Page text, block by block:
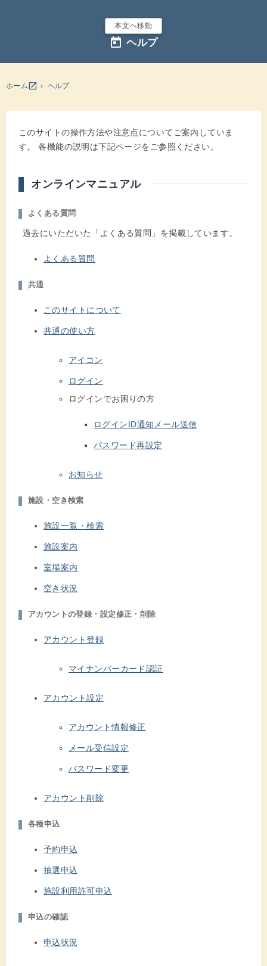
本文へ移動
today ヘルプ
ホームopen_in_new ヘルプ
このサイトの操作方法や注意点についてご案内していま
す。 各機能の説明は下記ページをご参照ください。
オンラインマニュアル
よくある質問
過去にいただいた「よくある質問」を掲載しています。
よくある質問
共通
このサイトについて
共通の使い方
アイコン
ログイン
ログインでお困りの方
ログインID通知メール送信
パスワード再設定
お知らせ
施設・空き検索
施設一覧・検索
施設案内
室場案内
空き状況
アカウントの登録・設定修正・削除
アカウント登録
マイナンバーカード認証
アカウント設定
アカウント情報修正
メール受信設定
パスワード変更
アカウント削除
各種申込
予約申込
抽選申込
施設利用許可申込
申込の確認
申込状況